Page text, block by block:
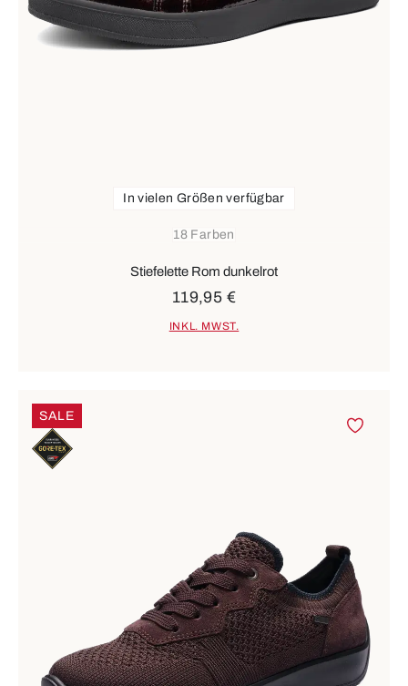
18 Farben
In vielen Größen verfügbar
Stiefelette Rom dunkelrot
119,95 €
INKL. MWST.
SALE